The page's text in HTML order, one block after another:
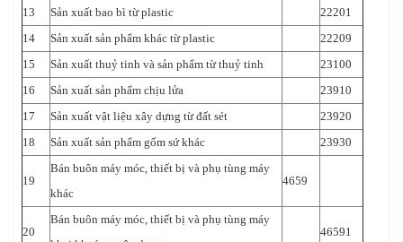
13
Sản xuất bao bì từ plastic
22201
14
Sản xuất sản phẩm khác từ plastic
22209
15
Sản xuất thuỷ tinh và sản phẩm từ thuỷ tinh
23100
16
Sản xuất sản phẩm chịu lửa
23910
17
Sản xuất vật liệu xây dựng từ đất sét
23920
18
Sản xuất sản phẩm gốm sứ khác 23930
19
Bán buôn máy móc, thiết bị và phụ tùng máy
khác
4659
20
Bán buôn máy móc, thiết bị và phụ tùng máy
46591